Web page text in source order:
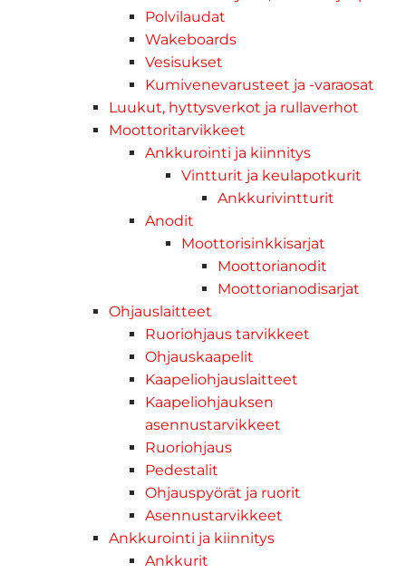
Polvilaudat
Wakeboards
Vesisukset
Kumivenevarusteet ja -varaosat
Luukut, hyttysverkot ja rullaverhot
Moottoritarvikkeet
Ankkurointi ja kiinnitys
Vintturit ja keulapotkurit
Ankkurivintturit
Anodit
Moottorisinkkisarjat
Moottorianodit
Moottorianodisarjat
Ohjauslaitteet
Ruoriohjaus tarvikkeet
Ohjauskaapelit
Kaapeliohjauslaitteet
Kaapeliohjauksen
asennustarvikkeet
Ruoriohjaus
Pedestalit
Ohjauspyörät ja ruorit
Asennustarvikkeet
Ankkurointi ja kiinnitys
Ankkurit